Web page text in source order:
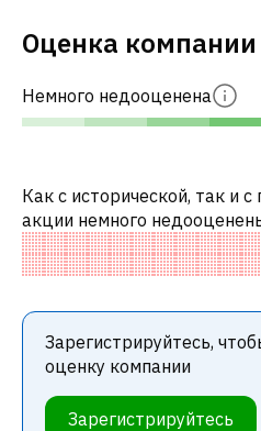
Оценка компании
Немного недооценена
Как с исторической, так и
акции немного
аналогичными акциями. В
«дешевая» по P/E и
Зарегистрируйтесь,
оценку компании
Зарегистрируйтесь